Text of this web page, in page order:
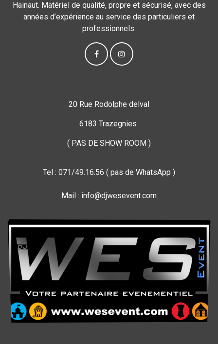
Hainaut. Matériel de qualité, propre et sécurisé, avec des
années d’expérience au service des particuliers et
professionnels.
20 Rue Rodolphe delval
6183 Trazegnies
( PAS DE SHOW ROOM )
Tel : 071/49.16.56 ( pas de WhatsApp )
Mail : info@djwesevent.com